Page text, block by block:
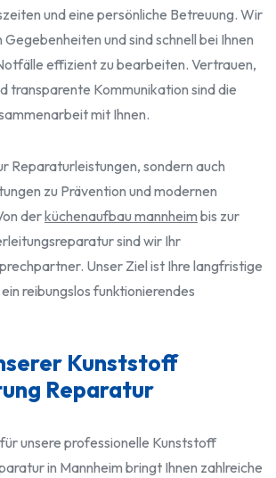
und eine persönliche Betreuung. Wir
und sind schnell bei Ihnen
effizient zu bearbeiten. Vertrauen,
transparente Kommunikation sind die
mit Ihnen.
Reparaturleistungen, sondern auch
zu Prävention und modernen
derküchenaufbau mannheim bis zur
sind wir Ihr
Unser Ziel ist Ihre langfristige
reibungslos funktionierendes
Kunststoff
Reparatur
unsere professionelle Kunststoff
in Mannheim bringt Ihnen zahlreiche